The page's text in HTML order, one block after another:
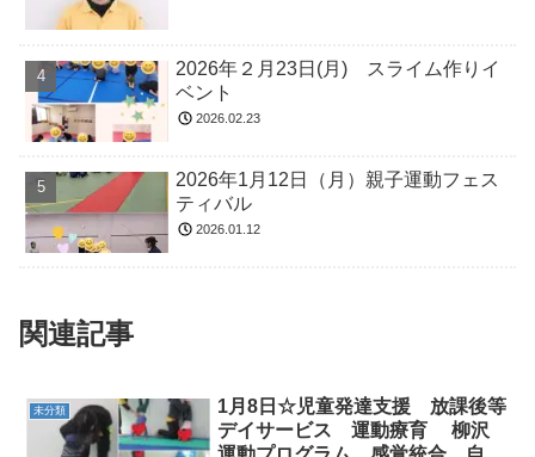
2026年２月23日(月) スライム作りイ
ベント
2026.02.23
2026年1月12日（月）親子運動フェス
ティバル
2026.01.12
関連記事
未分類
1月8日☆児童発達支援 放課後等
デイサービス 運動療育 柳沢